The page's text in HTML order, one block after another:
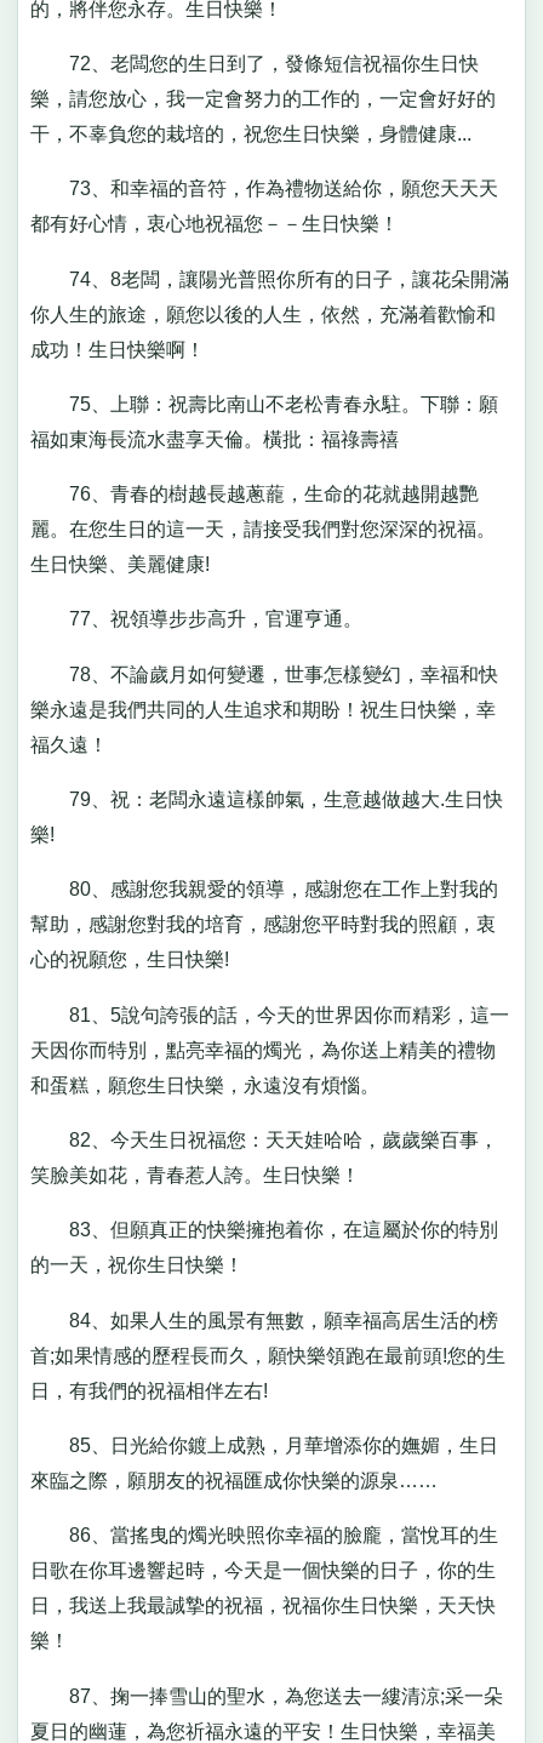
的，將伴您永存。生日快樂！
72、老闆您的生日到了，發條短信祝福你生日快
樂，請您放心，我一定會努力的工作的，一定會好好的
干，不辜負您的栽培的，祝您生日快樂，身體健康...
73、和幸福的音符，作為禮物送給你，願您天天天
都有好心情，衷心地祝福您－－生日快樂！
74、8老闆，讓陽光普照你所有的日子，讓花朵開滿
你人生的旅途，願您以後的人生，依然，充滿着歡愉和
成功！生日快樂啊！
75、上聯：祝壽比南山不老松青春永駐。下聯：願
福如東海長流水盡享天倫。橫批：福祿壽禧
76、青春的樹越長越蔥蘢，生命的花就越開越艷
麗。在您生日的這一天，請接受我們對您深深的祝福。
生日快樂、美麗健康!
77、祝領導步步高升，官運亨通。
78、不論歲月如何變遷，世事怎樣變幻，幸福和快
樂永遠是我們共同的人生追求和期盼！祝生日快樂，幸
福久遠！
79、祝：老闆永遠這樣帥氣，生意越做越大.生日快
樂!
80、感謝您我親愛的領導，感謝您在工作上對我的
幫助，感謝您對我的培育，感謝您平時對我的照顧，衷
心的祝願您，生日快樂!
81、5說句誇張的話，今天的世界因你而精彩，這一
天因你而特別，點亮幸福的燭光，為你送上精美的禮物
和蛋糕，願您生日快樂，永遠沒有煩惱。
82、今天生日祝福您：天天娃哈哈，歲歲樂百事，
笑臉美如花，青春惹人誇。生日快樂！
83、但願真正的快樂擁抱着你，在這屬於你的特別
的一天，祝你生日快樂！
84、如果人生的風景有無數，願幸福高居生活的榜
首;如果情感的歷程長而久，願快樂領跑在最前頭!您的生
日，有我們的祝福相伴左右!
85、日光給你鍍上成熟，月華增添你的嫵媚，生日
來臨之際，願朋友的祝福匯成你快樂的源泉……
86、當搖曳的燭光映照你幸福的臉龐，當悅耳的生
日歌在你耳邊響起時，今天是一個快樂的日子，你的生
日，我送上我最誠摯的祝福，祝福你生日快樂，天天快
樂！
87、掬一捧雪山的聖水，為您送去一縷清涼;采一朵
夏日的幽蓮，為您祈福永遠的平安！生日快樂，幸福美